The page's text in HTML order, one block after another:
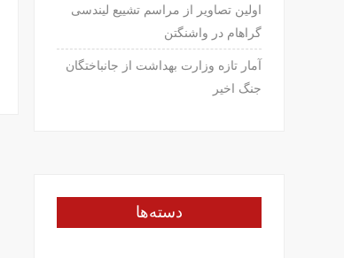
اولین تصاویر از مراسم تشییع لیندسی
گراهام در واشنگتن
آمار تازه وزارت بهداشت از جانباختگان
جنگ اخیر
دسته‌ها